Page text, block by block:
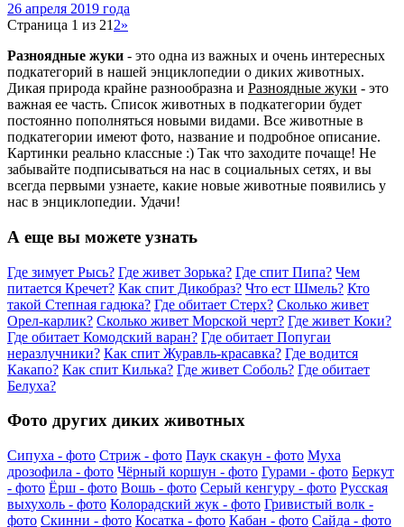
26 апреля 2019 года
Страница 1 из 21 2»
Разноядные жуки - это одна из важных и очень интересных
подкатегорий в нашей энциклопедии о диких животных.
Дикая природа крайне разнообразна и Разноядные жуки - это
важная ее часть. Список животных в подкатегории будет
постоянно пополняться новыми видами. Все животные в
подкатегории имеют фото, название и подробное описание.
Картинки реально классные :) Так что заходите почаще! Не
забывайте подписываться на нас в социальных сетях, и вы
всегда первыми узнаете, какие новые животные появились у
нас в энциклопедии. Удачи!
А еще вы можете узнать
Где зимует Рысь? Где живет Зорька? Где спит Пипа? Чем
питается Кречет? Как спит Дикобраз? Что ест Шмель? Кто
такой Степная гадюка? Где обитает Стерх? Сколько живет
Орел-карлик? Сколько живет Морской черт? Где живет Коки?
Где обитает Комодский варан? Где обитает Попугаи
неразлучники? Как спит Журавль-красавка? Где водится
Какапо? Как спит Килька? Где живет Соболь? Где обитает
Белуха?
Фото других диких животных
Сипуха - фото Стриж - фото Паук скакун - фото Муха
дрозофила - фото Чёрный коршун - фото Гурами - фото Беркут
- фото Ёрш - фото Вошь - фото Серый кенгуру - фото Русская
выхухоль - фото Колорадский жук - фото Гривистый волк -
фото Скинни - фото Косатка - фото Кабан - фото Сайда - фото